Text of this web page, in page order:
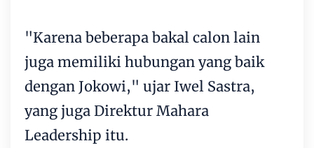
"Karena beberapa bakal calon lain
juga memiliki hubungan yang baik
dengan Jokowi," ujar Iwel Sastra,
yang juga Direktur Mahara
Leadership itu.